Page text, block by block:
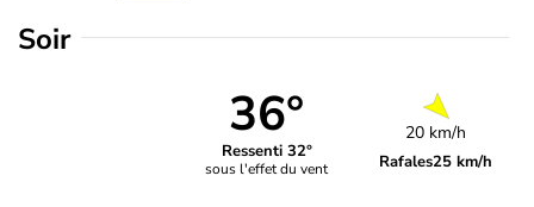
Soir
36°
Ressenti 32°
sous l'effet du vent
20 km/h
Rafales25 km/h